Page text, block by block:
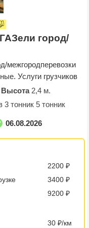
город/
межгородперевозки
Услуги грузчиков
Высота2,4 м.
3 тонник 5 тонник
06.08.2026
2200 ₽
3400 ₽
9200 ₽
30 ₽/км